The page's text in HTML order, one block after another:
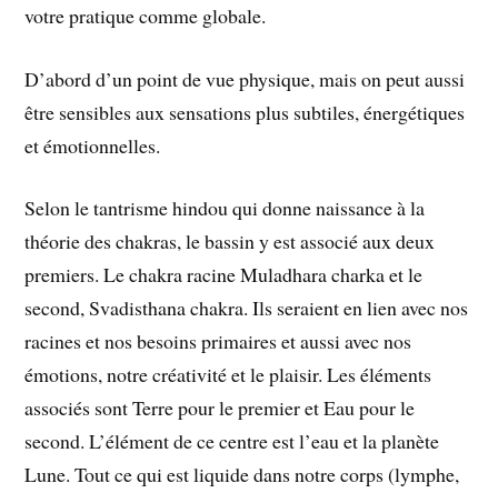
votre pratique comme globale.
D’abord d’un point de vue physique, mais on peut aussi
être sensibles aux sensations plus subtiles, énergétiques
et émotionnelles.
Selon le tantrisme hindou qui donne naissance à la
théorie des chakras, le bassin y est associé aux deux
premiers. Le chakra racine Muladhara charka et le
second, Svadisthana chakra. Ils seraient en lien avec nos
racines et nos besoins primaires et aussi avec nos
émotions, notre créativité et le plaisir. Les éléments
associés sont Terre pour le premier et Eau pour le
second. L’élément de ce centre est l’eau et la planète
Lune. Tout ce qui est liquide dans notre corps (lymphe,